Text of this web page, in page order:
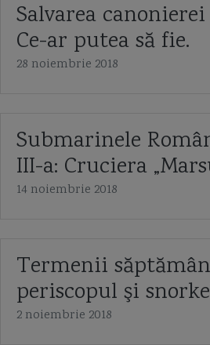
Salvarea
Ce-ar putea să fie.
28 noiembrie 2018
Submarinele
III-a: Cruciera
14 noiembrie 2018
Termenii
periscopul şi
2 noiembrie 2018